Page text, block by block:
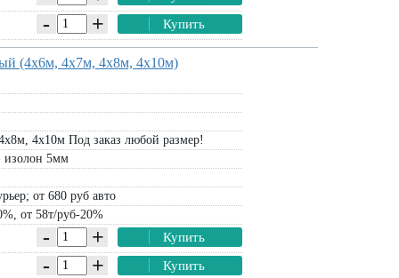
- + Купить
(4х6м, 4х7м, 4х8м, 4х10м)
4х10м Под заказ любой размер!
изолон 5мм
от 680 руб авто
от 58т/руб-20%
- + Купить
- + Купить